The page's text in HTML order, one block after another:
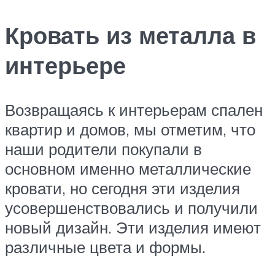
Кровать из металла в
интерьере
Возвращаясь к интерьерам спален
квартир и домов, мы отметим, что
наши родители покупали в
основном именно металлические
кровати, но сегодня эти изделия
усовершенствовались и получили
новый дизайн. Эти изделия имеют
различные цвета и формы.